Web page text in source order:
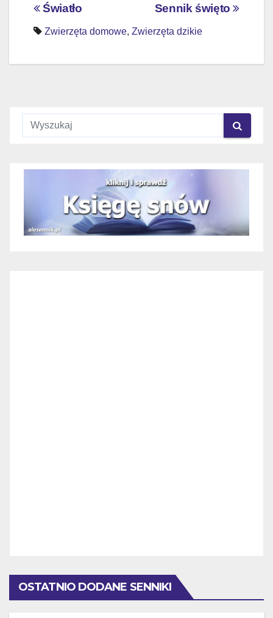
Nawigacja
wpisu
Sennik święto
Światło
Zwierzęta domowe, Zwierzęta dzikie
OSTATNIO DODANE SENNIKI